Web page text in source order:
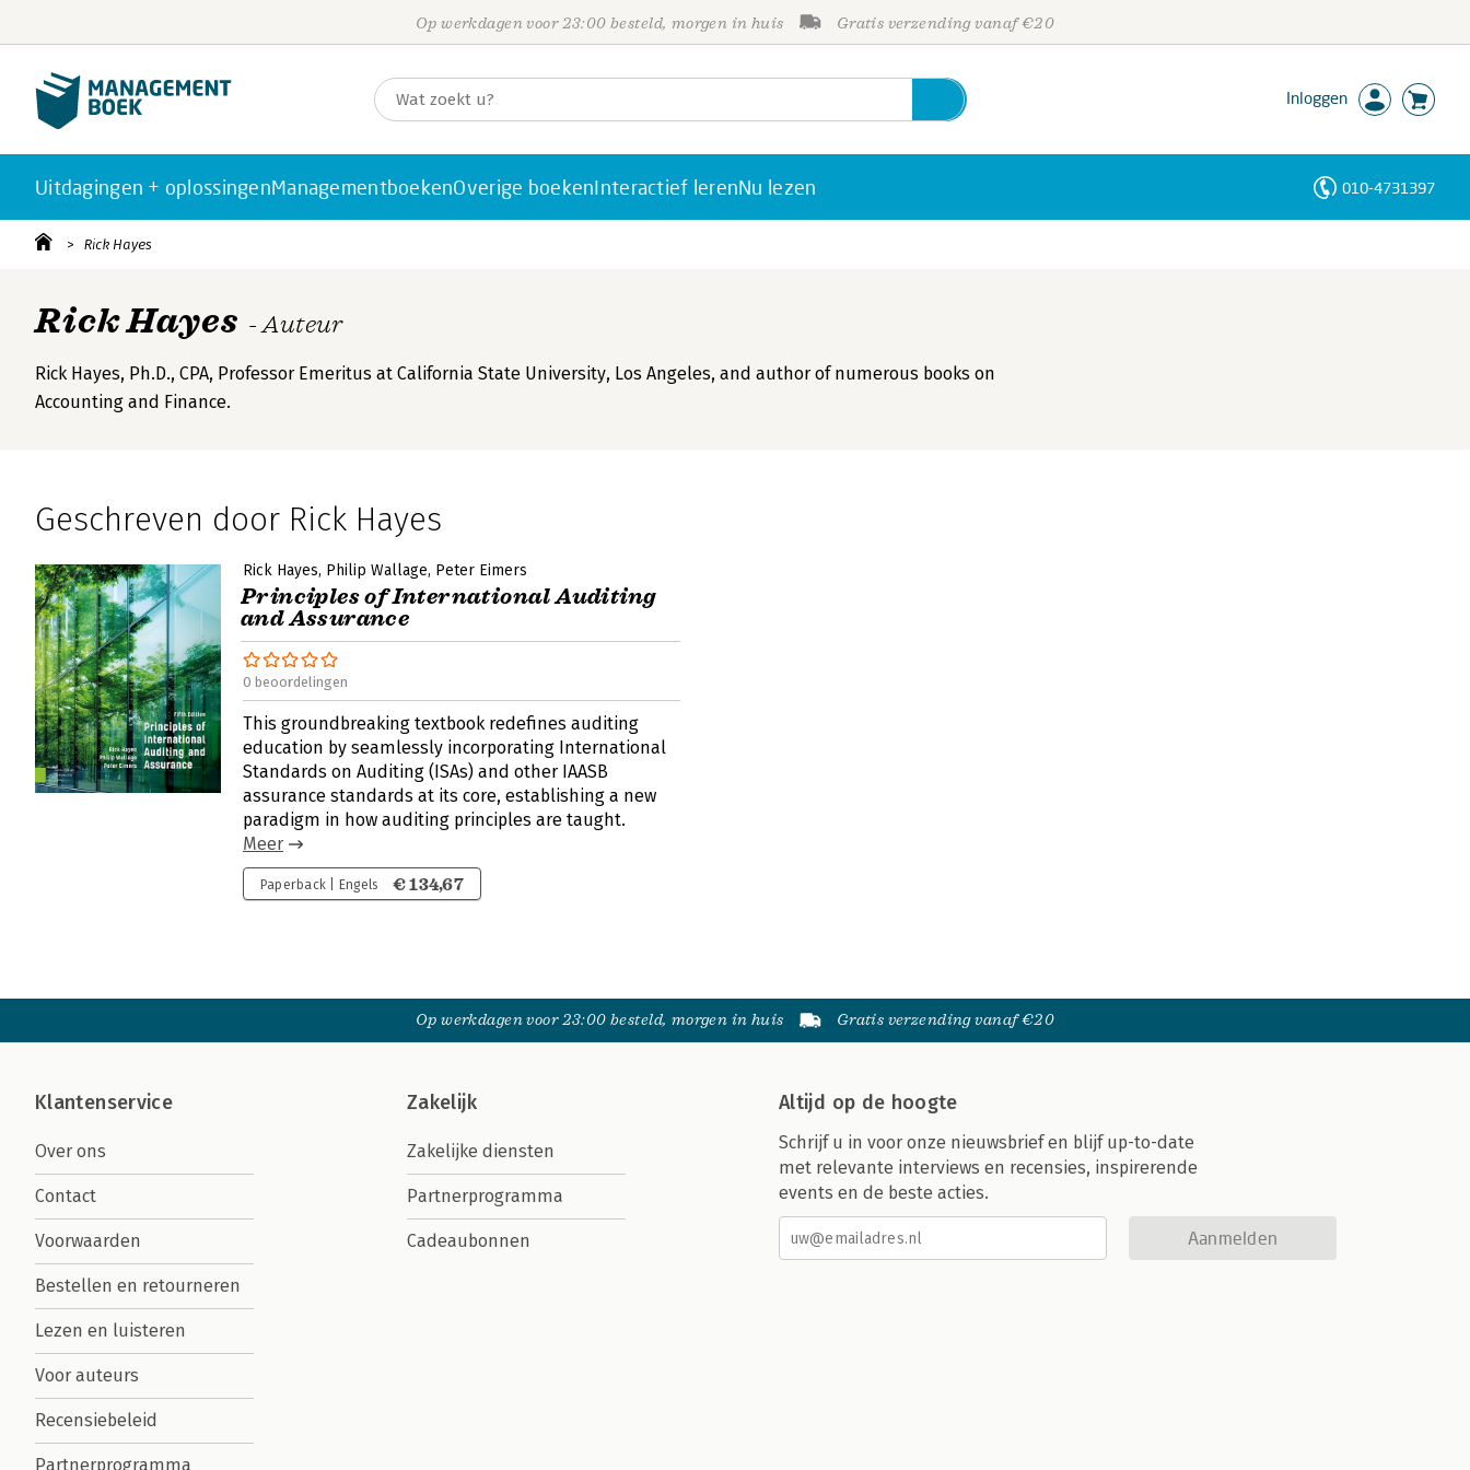
Op werkdagen voor 23:00 besteld, morgen in huis Gratis verzending vanaf €20
Inloggen
Uitdagingen + oplossingenManagementboekenOverige boekenInteractief lerenNu lezen 010-4731397
Rick Hayes
Rick Hayes - Auteur
Rick Hayes, Ph.D., CPA, Professor Emeritus at California State University, Los Angeles, and author of numerous books on
Accounting and Finance.
Geschreven door Rick Hayes
Rick Hayes Philip Wallage Peter Eimers
Principles of International Auditing
and Assurance
0 beoordelingen
This groundbreaking textbook redefines auditing
education by seamlessly incorporating International
Standards on Auditing (ISAs) and other IAASB
assurance standards at its core, establishing a new
paradigm in how auditing principles are taught.
Meer
Paperback | Engels € 134,67
Op werkdagen voor 23:00 besteld, morgen in huis Gratis verzending vanaf €20
Klantenservice
Over ons
Contact
Voorwaarden
Bestellen en retourneren
Lezen en luisteren
Voor auteurs
Recensiebeleid
Partnerprogramma
Zakelijk
Zakelijke diensten
Partnerprogramma
Cadeaubonnen
Altijd op de hoogte
Schrijf u in voor onze nieuwsbrief en blijf up-to-date
met relevante interviews en recensies, inspirerende
events en de beste acties.
Aanmelden
Personen